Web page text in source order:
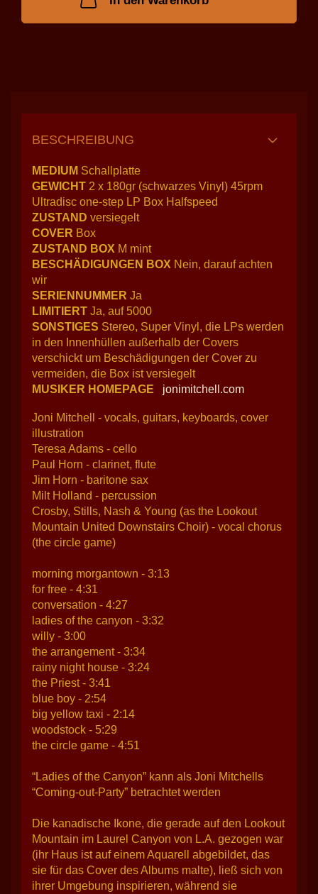
BESCHREIBUNG
MEDIUM Schallplatte
GEWICHT 2 x 180gr (schwarzes Vinyl) 45rpm
Ultradisc one-step LP Box Halfspeed
ZUSTAND versiegelt
COVER Box
ZUSTAND BOX M mint
BESCHÄDIGUNGEN BOX Nein, darauf achten
wir
SERIENNUMMER Ja
LIMITIERT Ja, auf 5000
SONSTIGES Stereo, Super Vinyl, die LPs werden
in den Innenhüllen außerhalb der Covers
verschickt um Beschädigungen der Cover zu
vermeiden, die Box ist versiegelt
MUSIKER HOMEPAGE jonimitchell.com
Joni Mitchell - vocals, guitars, keyboards, cover
illustration
Teresa Adams - cello
Paul Horn - clarinet, flute
Jim Horn - baritone sax
Milt Holland - percussion
Crosby, Stills, Nash & Young (as the Lookout
Mountain United Downstairs Choir) - vocal chorus
(the circle game)
morning morgantown - 3:13
for free - 4:31
conversation - 4:27
ladies of the canyon - 3:32
willy - 3:00
the arrangement - 3:34
rainy night house - 3:24
the Priest - 3:41
blue boy - 2:54
big yellow taxi - 2:14
woodstock - 5:29
the circle game - 4:51
“Ladies of the Canyon” kann als Joni Mitchells
“Coming-out-Party” betrachtet werden
Die kanadische Ikone, die gerade auf den Lookout
Mountain im Laurel Canyon von L.A. gezogen war
(ihr Haus ist auf einem Aquarell abgebildet, das
sie für das Cover des Albums malte), ließ sich von
ihrer Umgebung inspirieren, während sie